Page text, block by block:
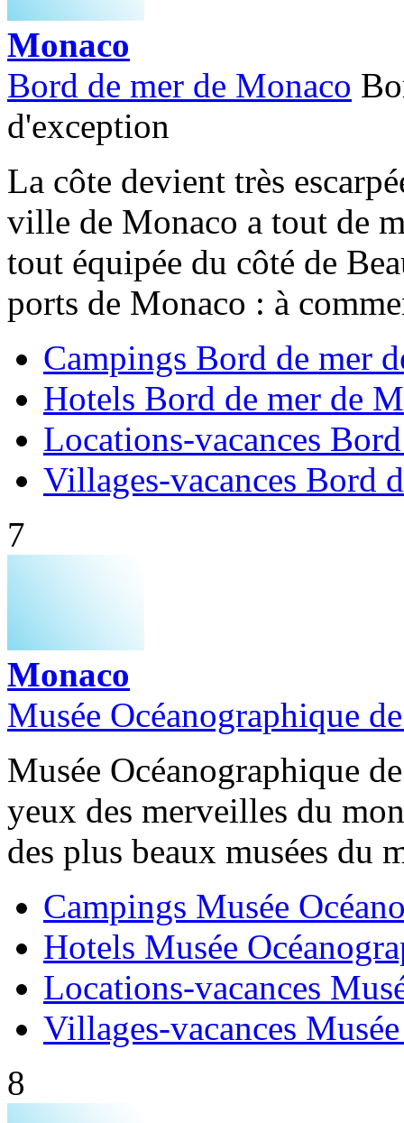
Monaco
Bord de mer de Monaco
d'exception
La côte devient très
ville de Monaco a tout de
tout équipée du côté de
ports de Monaco : à
Campings Bord de mer
Hotels Bord de mer de
Locations-vacances
Villages-vacances Bord
7
Monaco
Musée Océanographique
Musée Océanographique
yeux des merveilles du
des plus beaux musées du
Campings Musée
Hotels Musée
Locations-vacances
Villages-vacances
8